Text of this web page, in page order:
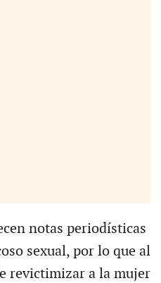
notas periodísticas
sexual, por lo que al
revictimizar a la mujer